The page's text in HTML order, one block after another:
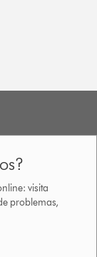
visita
problemas,